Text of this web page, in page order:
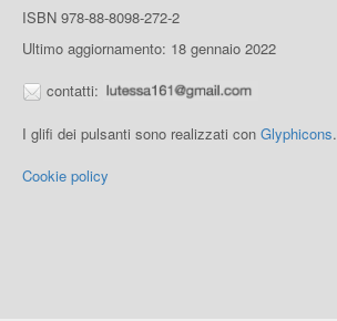
ISBN 978-88-8098-272-2
Ultimo aggiornamento: 18 gennaio 2022
contatti:
I glifi dei pulsanti sono realizzati con Glyphicons.
Cookie policy